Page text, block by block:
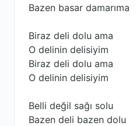
Bazen basar damarıma
Biraz deli dolu ama
O delinin delisiyim
Biraz deli dolu ama
O delinin delisiyim
Belli değil sağı solu
Bazen deli bazen dolu